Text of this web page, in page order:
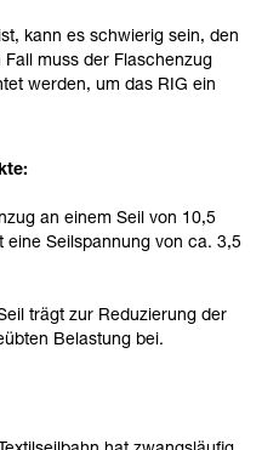
kann es schwierig sein, den
muss der Flaschenzug
werden, um das RIG ein
an einem Seil von 10,5
Seilspannung von ca. 3,5
trägt zur Reduzierung der
Belastung bei.